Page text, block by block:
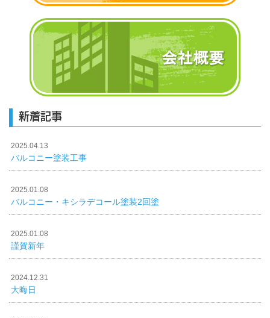
新着記事
2025.04.13
バルコニー塗装工事
2025.01.08
バルコニー・キシラデコール塗装2回塗
2025.01.08
謹賀新年
2024.12.31
大晦日